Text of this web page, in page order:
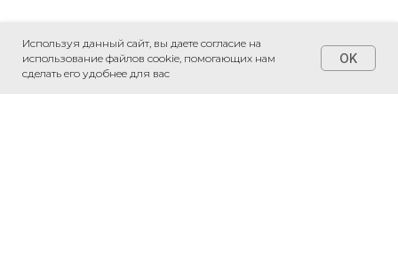
Используя данный сайт, вы даете согласие на
использование файлов cookie, помогающих нам
сделать его удобнее для вас
OK